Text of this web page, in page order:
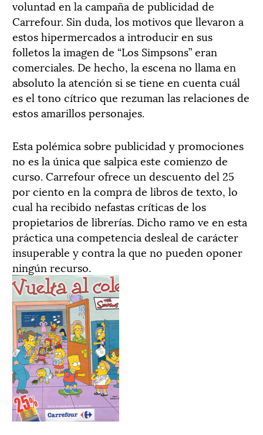
voluntad en la campaña de publicidad de
Carrefour. Sin duda, los motivos que llevaron a
estos hipermercados a introducir en sus
folletos la imagen de “Los Simpsons” eran
comerciales. De hecho, la escena no llama en
absoluto la atención si se tiene en cuenta cuál
es el tono cítrico que rezuman las relaciones de
estos amarillos personajes.
Esta polémica sobre publicidad y promociones
no es la única que salpica este comienzo de
curso. Carrefour ofrece un descuento del 25
por ciento en la compra de libros de texto, lo
cual ha recibido nefastas críticas de los
propietarios de librerías. Dicho ramo ve en esta
práctica una competencia desleal de carácter
insuperable y contra la que no pueden oponer
ningún recurso.